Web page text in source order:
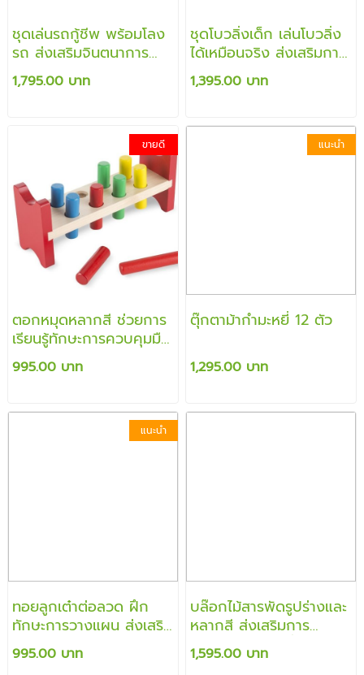
ชุดเล่นรถกู้ชีพ พร้อมโลง
รถ ส่งเสริมจินตนาการ
พร้อมการบังคับมือ
1,795.00 บาท
ชุดโบวลิ่งเด็ก เล่นโบวลิ่ง
ได้เหมือนจริง ส่งเสริมการ
เล่นแบบมีจินตนาการ
1,395.00 บาท
ขายดี
ตอกหมุดหลากสี ช่วยการ
เรียนรู้ทักษะการควบคุมมือ
ฝึกการ
รู้จักshapes,สี,ขนาดเล็ก
995.00 บาท
แนะนำ
ตุ๊กตาม้ากำมะหยี่ 12 ตัว
1,295.00 บาท
แนะนำ
ทอยลูกเต๋าต่อลวด ฝึก
ทักษะการวางแผน ส่งเสริม
ความสัมพันธ์และคนใน
ครอบครัว
995.00 บาท
บล๊อกไม้สารพัดรูปร่างและ
หลากสี ส่งเสริมการ
วางแผน เรียนรู้เรื่องสี รูป
ร่าง โครงสร้าง
1,595.00 บาท